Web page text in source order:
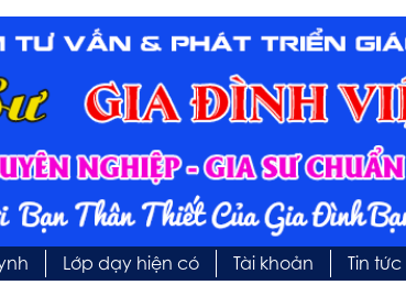
Lớp dạy hiện có Tài khoản Tin tức